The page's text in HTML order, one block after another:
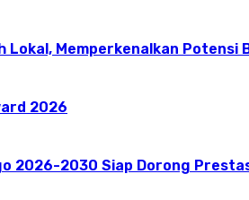
Memperkenalkan Potensi
2026
2026-2030 Siap Dorong